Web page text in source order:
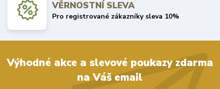
VĚRNOSTNÍ SLEVA
Pro registrované zákazníky sleva 10%
Výhodné akce a slevové poukazy zdarma
na Váš email